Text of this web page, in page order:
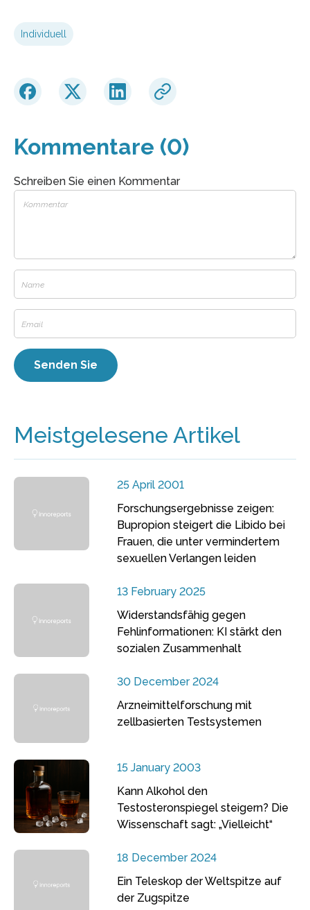
Individuell
Kommentare (0)
Schreiben Sie einen Kommentar
Meistgelesene Artikel
25 April 2001
Forschungsergebnisse zeigen:
Bupropion steigert die Libido bei
Frauen, die unter vermindertem
sexuellen Verlangen leiden
13 February 2025
Widerstandsfähig gegen
Fehlinformationen: KI stärkt den
sozialen Zusammenhalt
30 December 2024
Arzneimittelforschung mit
zellbasierten Testsystemen
15 January 2003
Kann Alkohol den
Testosteronspiegel steigern? Die
Wissenschaft sagt: „Vielleicht“
18 December 2024
Ein Teleskop der Weltspitze auf
der Zugspitze